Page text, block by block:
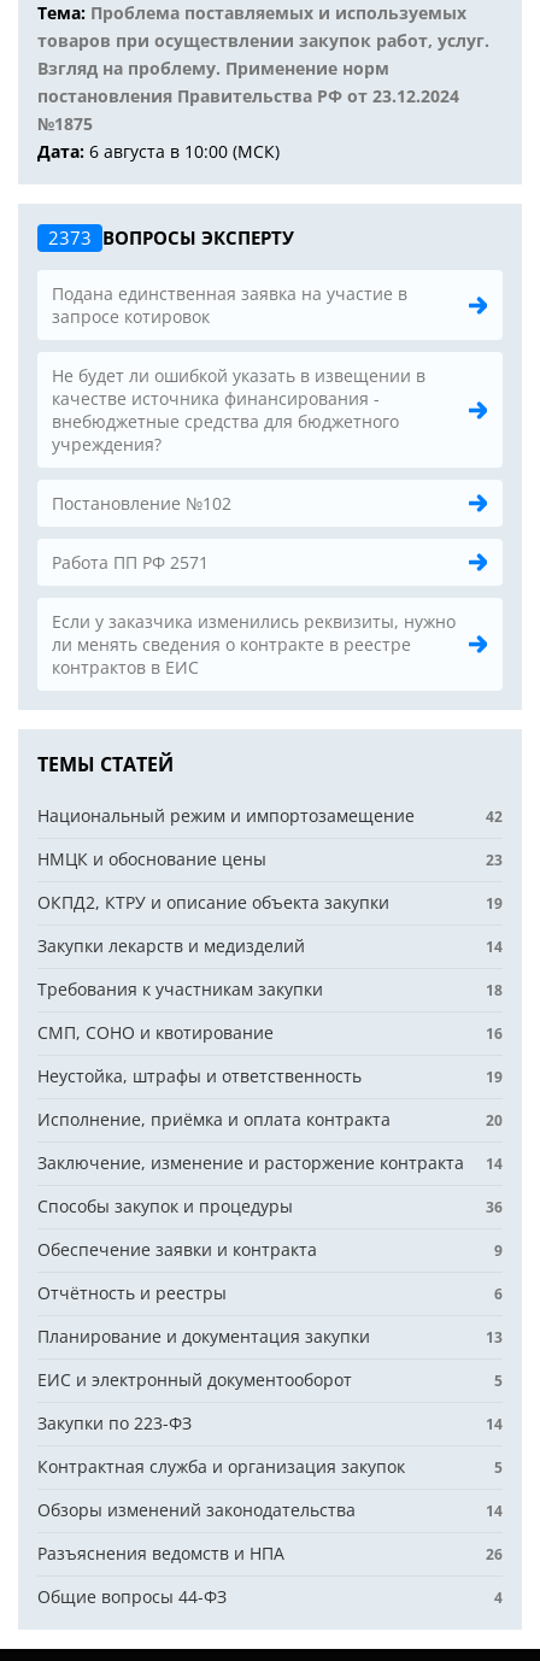
Тема: Проблема поставляемых и используемых
товаров при осуществлении закупок работ, услуг.
Взгляд на проблему. Применение норм
постановления Правительства РФ от 23.12.2024
№1875
Дата: 6 августа в 10:00 (МСК)
2373 ВОПРОСЫ ЭКСПЕРТУ
Подана единственная заявка на участие в
запросе котировок
Не будет ли ошибкой указать в извещении в
качестве источника финансирования -
внебюджетные средства для бюджетного
учреждения?
Постановление №102
Работа ПП РФ 2571
Если у заказчика изменились реквизиты, нужно
ли менять сведения о контракте в реестре
контрактов в ЕИС
ТЕМЫ СТАТЕЙ
Национальный режим и импортозамещение 42
НМЦК и обоснование цены 23
ОКПД2, КТРУ и описание объекта закупки 19
Закупки лекарств и медизделий 14
Требования к участникам закупки 18
СМП, СОНО и квотирование 16
Неустойка, штрафы и ответственность 19
Исполнение, приёмка и оплата контракта 20
Заключение, изменение и расторжение контракта 14
Способы закупок и процедуры 36
Обеспечение заявки и контракта 9
Отчётность и реестры 6
Планирование и документация закупки 13
ЕИС и электронный документооборот 5
Закупки по 223-ФЗ 14
Контрактная служба и организация закупок 5
Обзоры изменений законодательства 14
Разъяснения ведомств и НПА 26
Общие вопросы 44-ФЗ 4